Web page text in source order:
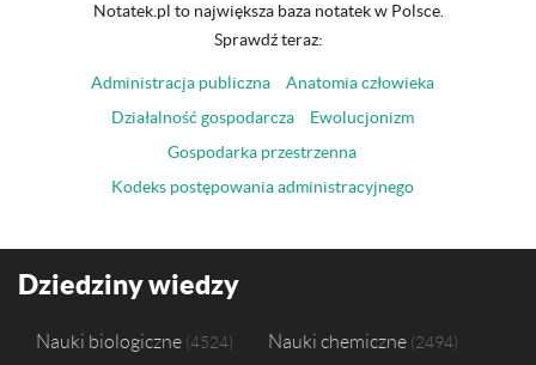
Notatek.pl to największa baza notatek w Polsce.
Sprawdź teraz:
Administracja publiczna
Anatomia człowieka
Działalność gospodarcza
Ewolucjonizm
Gospodarka przestrzenna
Kodeks postępowania administracyjnego
Dziedziny wiedzy
Nauki biologiczne 4524 Nauki chemiczne 2494